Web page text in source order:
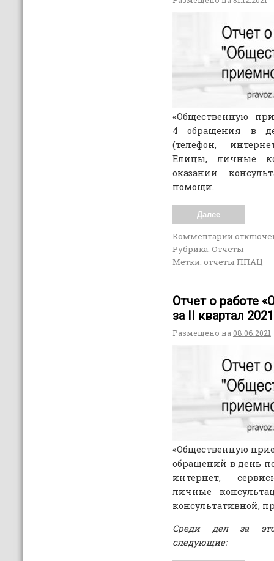
«Общественную
4 обращения в
(телефон,
Елицы, личные
оказании
помощи.
Далее
Комментарии
Рубрика: Отчеты
Метки: отчеты ППАЦ
Отчет о работе
за II квартал
Размещено на 08.06.2021
«Общественную
обращений в день
интернет,
личные
консультативной,
Среди дел за
следующие: